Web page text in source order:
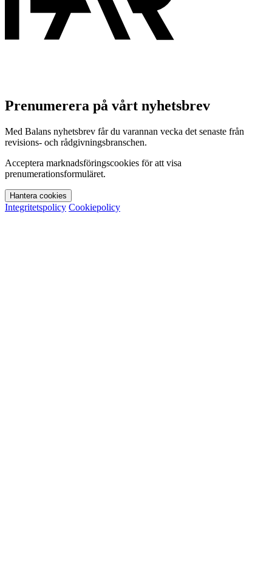
Prenumerera på vårt nyhetsbrev
Med Balans nyhetsbrev får du varannan vecka det senaste från
revisions- och rådgivningsbranschen.
Acceptera marknadsföringscookies för att visa
prenumerationsformuläret.
Hantera cookies
Integritetspolicy Cookiepolicy